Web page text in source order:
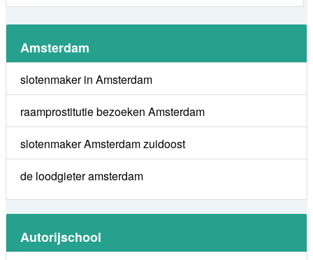
Amsterdam
slotenmaker in Amsterdam
raamprostitutie bezoeken Amsterdam
slotenmaker Amsterdam zuidoost
de loodgieter amsterdam
Autorijschool